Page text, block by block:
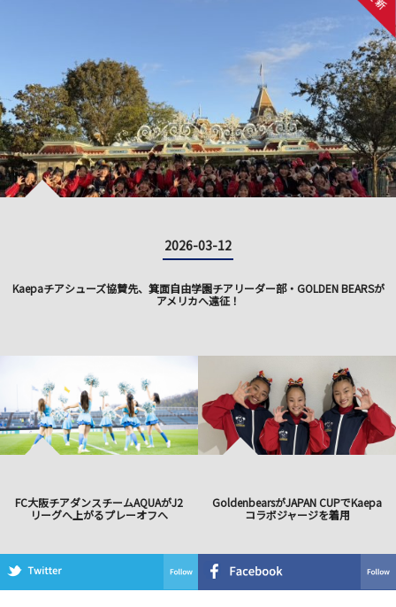
2026-03-12
Kaepaチアシューズ協賛先、箕面自由学園チアリーダー部・GOLDEN BEARSが
アメリカへ遠征！
FC大阪チアダンスチームAQUAがJ2
リーグへ上がるプレーオフへ
GoldenbearsがJAPAN CUPでKaepa
コラボジャージを着用